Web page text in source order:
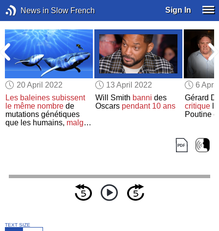
News in Slow French Sign In
20 April 2022
Les baleines subissent
le même nombre de
mutations génétiques
que les humains, malgré
13 April 2022
Will Smith banni des
Oscars pendant 10 ans
6
Gérard
critique
Poutine
TEXT SIZE